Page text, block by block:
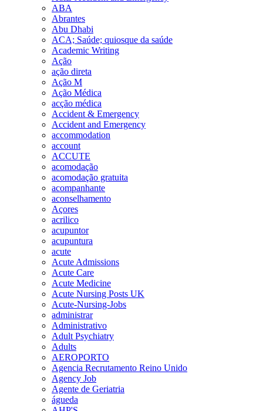
ABA
Abrantes
Abu Dhabi
ACA; Saúde; quiosque da saúde
Academic Writing
Ação
ação direta
Ação M
Ação Médica
acção médica
Accident & Emergency
Accident and Emergency
accommodation
account
ACCUTE
acomodação
acomodação gratuita
acompanhante
aconselhamento
Açores
acrilico
acupuntor
acupuntura
acute
Acute Admissions
Acute Care
Acute Medicine
Acute Nursing Posts UK
Acute-Nursing-Jobs
administrar
Administrativo
Adult Psychiatry
Adults
AEROPORTO
Agencia Recrutamento Reino Unido
Agency Job
Agente de Geriatria
águeda